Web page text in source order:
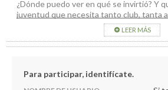
¿Dónde puedo ver en qué se invirtió? Y
juventud que necesita tanto club, tanta
que digo es impopular pero…. ¡contra!
LEER MÁS
Para participar, identifícate.